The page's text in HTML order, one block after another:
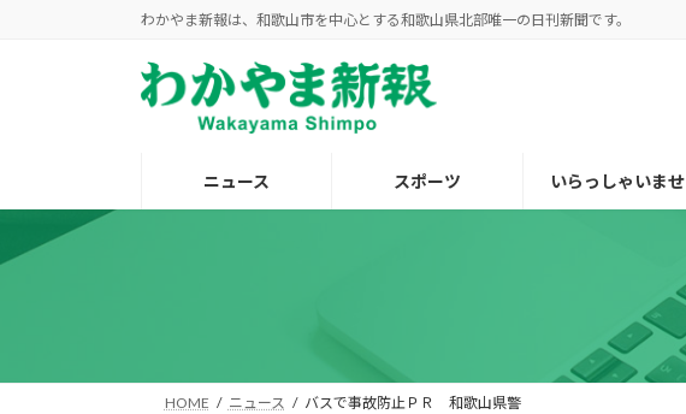
キ
に
わかやま新報は、和歌山市を中心とする和歌山県北部唯一の日刊新聞です。
ニュース スポーツ いらっしゃいませ
HOME ニュース バスで事故防止ＰＲ 和歌山県警